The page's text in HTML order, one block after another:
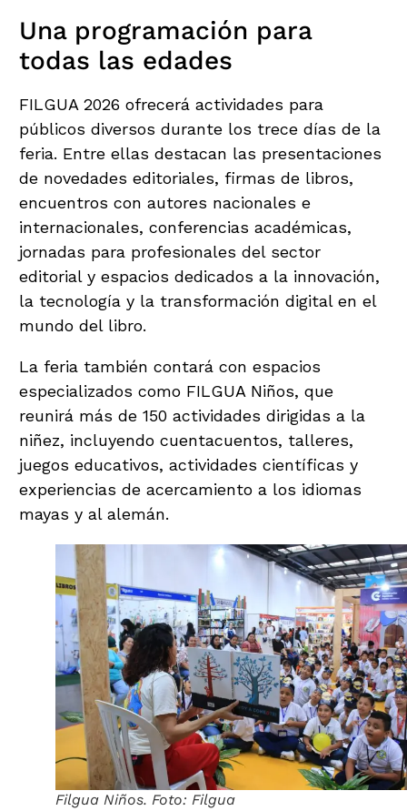
Una programación para
todas las edades
FILGUA 2026 ofrecerá actividades para
públicos diversos durante los trece días de la
feria. Entre ellas destacan las presentaciones
de novedades editoriales, firmas de libros,
encuentros con autores nacionales e
internacionales, conferencias académicas,
jornadas para profesionales del sector
editorial y espacios dedicados a la innovación,
la tecnología y la transformación digital en el
mundo del libro.
La feria también contará con espacios
especializados como FILGUA Niños, que
reunirá más de 150 actividades dirigidas a la
niñez, incluyendo cuentacuentos, talleres,
juegos educativos, actividades científicas y
experiencias de acercamiento a los idiomas
mayas y al alemán.
Filgua Niños. Foto: Filgua